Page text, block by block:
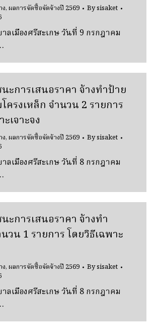
,ผลการจัดซื้อจัดจ้างปี 2569 Bysisaket
ลเมืองศรีสะเกษ วันที่ 9 กรกฎาคม
ะการเสนอราคา จ้างทําป้าย
ครงเหล็ก จํานวน 2 รายการ
เจาะจง
,ผลการจัดซื้อจัดจ้างปี 2569 Bysisaket
ลเมืองศรีสะเกษ วันที่ 8 กรกฎาคม
ะการเสนอราคา จ้างทํา
วน 1 รายการ โดยวิธีเฉพาะ
,ผลการจัดซื้อจัดจ้างปี 2569 Bysisaket
ลเมืองศรีสะเกษ วันที่ 8 กรกฎาคม